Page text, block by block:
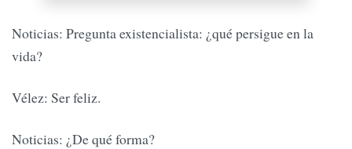
Noticias: Pregunta existencialista: ¿qué persigue en la
vida?
Vélez: Ser feliz.
Noticias: ¿De qué forma?